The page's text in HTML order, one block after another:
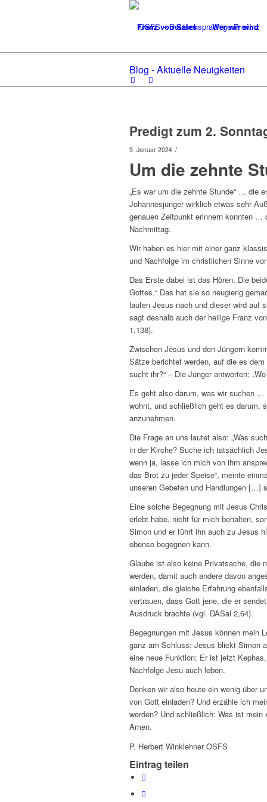
Franz von Sales Wer wir sind
Blog - Aktuelle Neuigkeiten
Predigt zum 2.
9. Januar 2024 /
Um die zehnte
„Es war um die zehnte Stunde“ … die
Johannesjünger wirklich etwas sehr
genauen Zeitpunkt erinnern konnten …
Nachmittag.
Wir haben es hier mit einer ganz
und Nachfolge im christlichen Sinne
Das Erste dabei ist das Hören. Die
Gottes.“ Das hat sie so neugierig
laufen Jesus nach und dieser wird auf
sagt deshalb auch der heilige Franz
1,138).
Zwischen Jesus und den Jüngern
Sätze berichtet werden, auf die es
sucht ihr?“ – Die Jünger antworten:
Es geht also darum, was wir suchen
wohnt, und schließlich geht es darum,
anzunehmen.
Die Frage an uns lautet also: „Was
in der Kirche? Suche ich tatsächlich
wenn ja, lasse ich mich von ihm
das Brot zu jeder Speise“, meinte
unseren Gebeten und Handlungen […]
Eine solche Begegnung mit Jesus
erlebt habe, nicht für mich behalten,
Simon und er führt ihn auch zu Jesus
ebenso begegnen kann.
Glaube ist also keine Privatsache, die
werden, damit auch andere davon
einladen, die gleiche Erfahrung
vertrauen, dass Gott jene, die er
Ausdruck brachte (vgl. DASal 2,64).
Begegnungen mit Jesus können mein
ganz am Schluss: Jesus blickt Simon
eine neue Funktion: Er ist jetzt
Nachfolge Jesu auch leben.
Denken wir also heute ein wenig über
von Gott einladen? Und erzähle ich
werden? Und schließlich: Was ist
Amen.
P. Herbert Winklehner OSFS
Eintrag teilen